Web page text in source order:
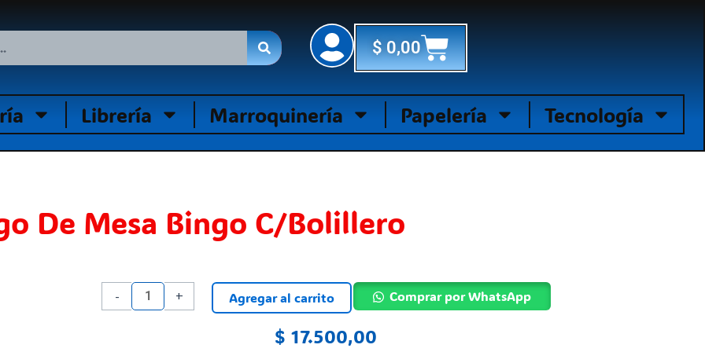
$0,00Cart
Librería Marroquinería Papelería Tecnología
De Mesa Bingo C/Bolillero
$ 17.500,00
-
Juego
De
+ Agregar al carrito Comprar por WhatsApp